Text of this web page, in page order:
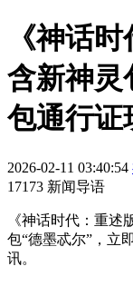
《神话
含新神灵
包通行证
2026-02-11 03:40:54
17173 新闻导语
《神话时代：重
包“德墨忒尔”，立
讯。